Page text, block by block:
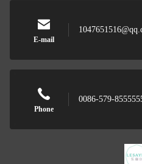
E-mail
Phone
0086-579-